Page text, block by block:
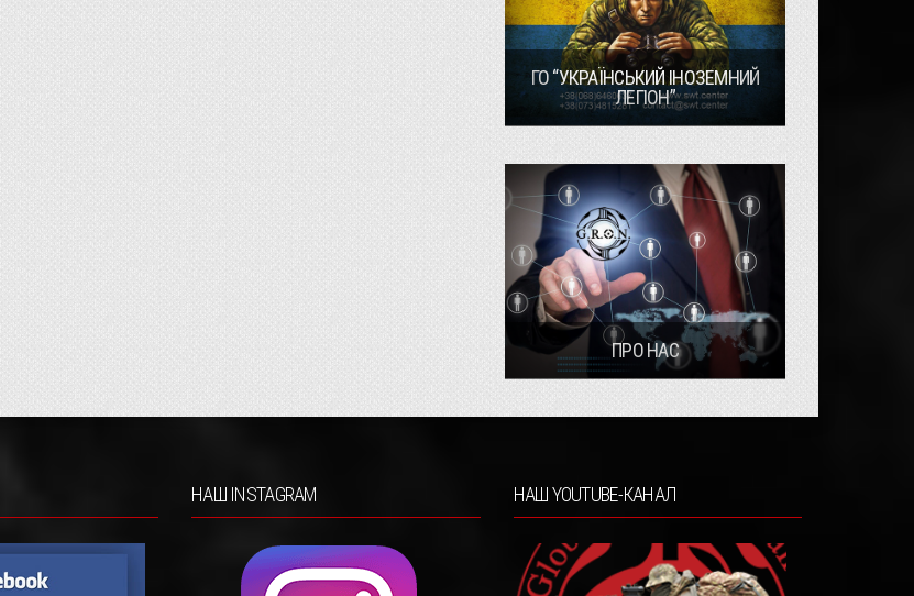
ГО “УКРАЇНСЬКИЙ ІНОЗЕМНИЙ
ЛЕГІОН”
ПРО НАС
НАШ INSTAGRAM НАШ YOUTUBE-КАНАЛ